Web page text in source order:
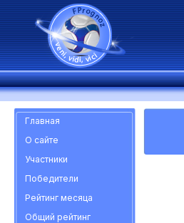
Главная
О сайте
Участники
Победители
Рейтинг месяца
Общий рейтинг